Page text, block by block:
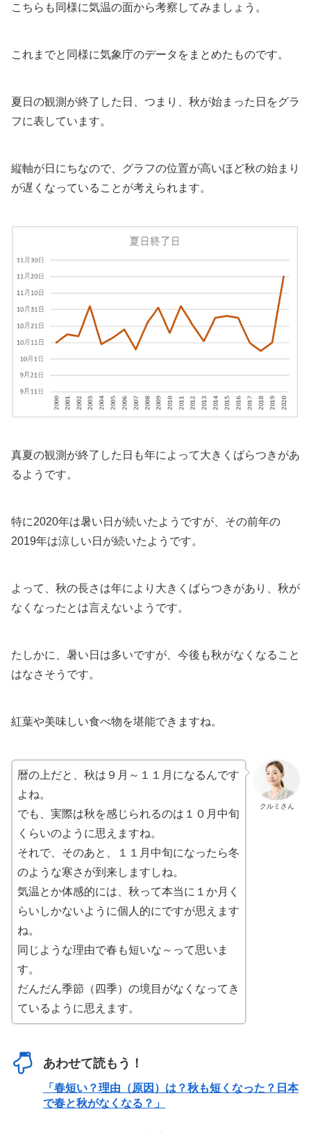
こちらも同様に気温の面から考察してみましょう。
これまでと同様に気象庁のデータをまとめたものです。
夏日の観測が終了した日、つまり、秋が始まった日をグラ
フに表しています。
縦軸が日にちなので、グラフの位置が高いほど秋の始まり
が遅くなっていることが考えられます。
真夏の観測が終了した日も年によって大きくばらつきがあ
るようです。
特に2020年は暑い日が続いたようですが、その前年の
2019年は涼しい日が続いたようです。
よって、秋の長さは年により大きくばらつきがあり、秋が
なくなったとは言えないようです。
たしかに、暑い日は多いですが、今後も秋がなくなること
はなさそうです。
紅葉や美味しい食べ物を堪能できますね。
クルミさん
暦の上だと、秋は９月～１１月になるんです
よね。
でも、実際は秋を感じられるのは１０月中旬
くらいのように思えますね。
それで、そのあと、１１月中旬になったら冬
のような寒さが到来しますしね。
気温とか体感的には、秋って本当に１か月く
らいしかないように個人的にですが思えます
ね。
同じような理由で春も短いな～って思いま
す。
だんだん季節（四季）の境目がなくなってき
ているように思えます。
あわせて読もう！
「春短い？理由（原因）は？秋も短くなった？日本
で春と秋がなくなる？」